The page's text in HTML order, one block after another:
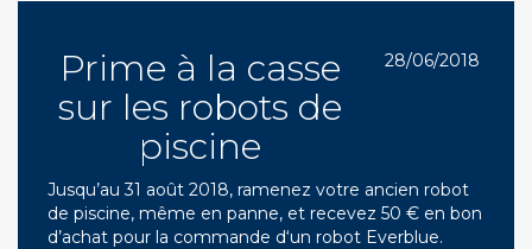
Prime à la casse
sur les robots de
piscine
28/06/2018
Jusqu’au 31 août 2018, ramenez votre ancien robot
de piscine, même en panne, et recevez 50 € en bon
d’achat pour la commande d‘un robot Everblue.